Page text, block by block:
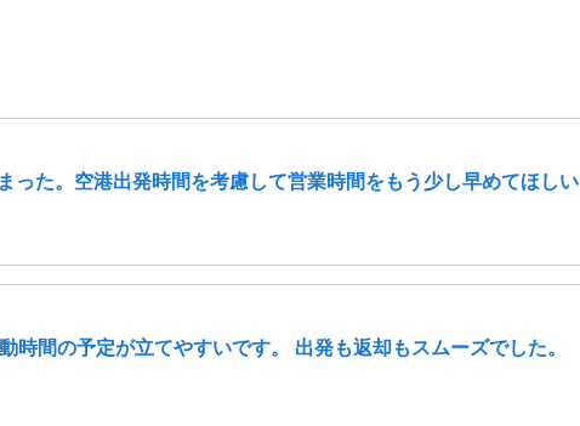
った。空港出発時間を考慮して営業時間をもう少し早めてほしい
時間の予定が立てやすいです。 出発も返却もスムーズでした。